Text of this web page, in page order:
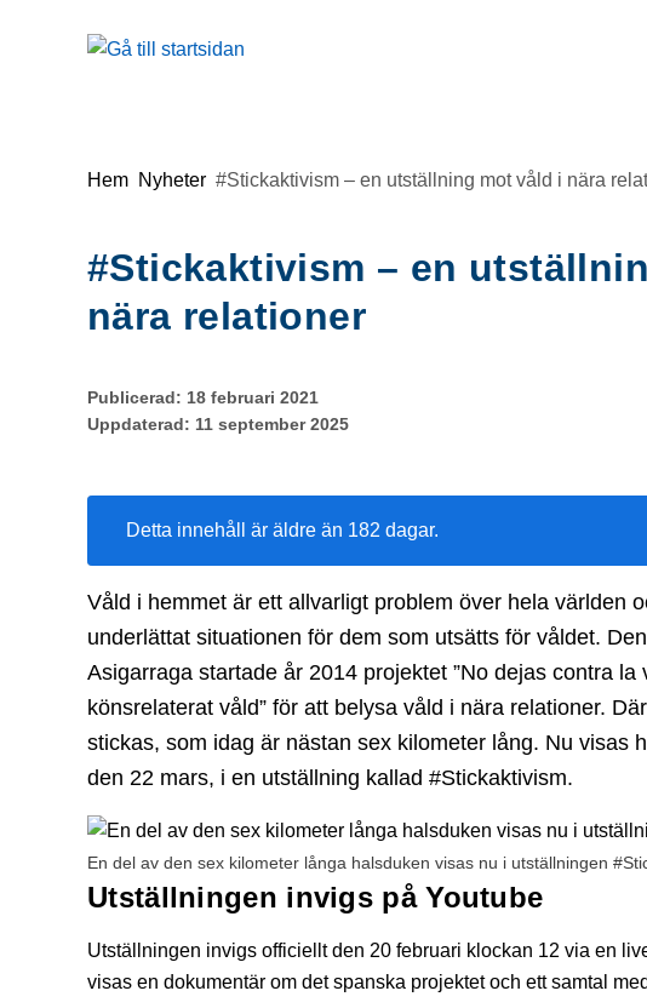
Gå till innehåll
Du är här:
Hem Nyheter #Stickaktivism – en utställning mot våld i nära
#Stickaktivism – en
nära relationer
Publicerad: 18 februari 2021
Uppdaterad: 11 september 2025
Detta innehåll är äldre än 182 dagar.
Våld i hemmet är ett allvarligt problem över hela världen
underlättat situationen för dem som utsätts för våldet.
Asigarraga startade år 2014 projektet ”No dejas contra
könsrelaterat våld” för att belysa våld i nära relationer.
stickas, som idag är nästan sex kilometer lång. Nu visas
den 22 mars, i en utställning kallad #Stickaktivism.
En del av den sex kilometer långa halsduken visas nu i utställningen
Utställningen invigs på Youtube
Utställningen invigs officiellt den 20 februari klockan 12 via en
visas en dokumentär om det spanska projektet och ett samtal